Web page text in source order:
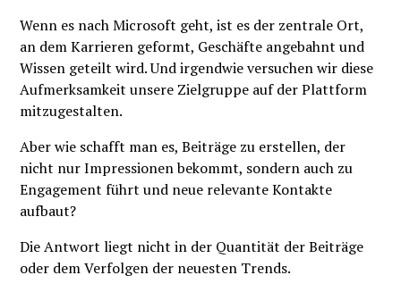
Wenn es nach Microsoft geht, ist es der zentrale Ort,
an dem Karrieren geformt, Geschäfte angebahnt und
Wissen geteilt wird. Und irgendwie versuchen wir diese
Aufmerksamkeit unsere Zielgruppe auf der Plattform
mitzugestalten.
Aber wie schafft man es, Beiträge zu erstellen, der
nicht nur Impressionen bekommt, sondern auch zu
Engagement führt und neue relevante Kontakte
aufbaut?
Die Antwort liegt nicht in der Quantität der Beiträge
oder dem Verfolgen der neuesten Trends.